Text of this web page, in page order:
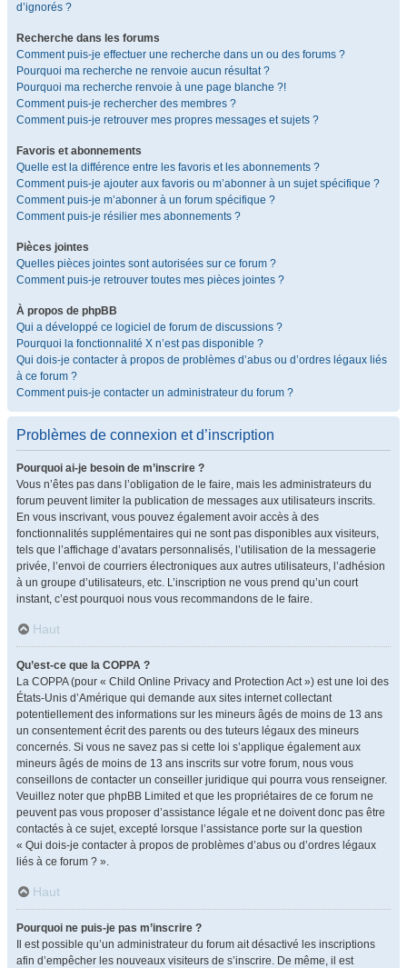
d’ignorés ?
Recherche dans les forums
Comment puis-je effectuer une recherche dans un ou des forums ?
Pourquoi ma recherche ne renvoie aucun résultat ?
Pourquoi ma recherche renvoie à une page blanche ?!
Comment puis-je rechercher des membres ?
Comment puis-je retrouver mes propres messages et sujets ?
Favoris et abonnements
Quelle est la différence entre les favoris et les abonnements ?
Comment puis-je ajouter aux favoris ou m’abonner à un sujet spécifique ?
Comment puis-je m’abonner à un forum spécifique ?
Comment puis-je résilier mes abonnements ?
Pièces jointes
Quelles pièces jointes sont autorisées sur ce forum ?
Comment puis-je retrouver toutes mes pièces jointes ?
À propos de phpBB
Qui a développé ce logiciel de forum de discussions ?
Pourquoi la fonctionnalité X n’est pas disponible ?
Qui dois-je contacter à propos de problèmes d’abus ou d’ordres légaux liés
à ce forum ?
Comment puis-je contacter un administrateur du forum ?
Problèmes de connexion et d’inscription
Pourquoi ai-je besoin de m’inscrire ?
Vous n’êtes pas dans l’obligation de le faire, mais les administrateurs du
forum peuvent limiter la publication de messages aux utilisateurs inscrits.
En vous inscrivant, vous pouvez également avoir accès à des
fonctionnalités supplémentaires qui ne sont pas disponibles aux visiteurs,
tels que l’affichage d’avatars personnalisés, l’utilisation de la messagerie
privée, l’envoi de courriers électroniques aux autres utilisateurs, l’adhésion
à un groupe d’utilisateurs, etc. L’inscription ne vous prend qu’un court
instant, c’est pourquoi nous vous recommandons de le faire.
Haut
Qu’est-ce que la COPPA ?
La COPPA (pour « Child Online Privacy and Protection Act ») est une loi des
États-Unis d’Amérique qui demande aux sites internet collectant
potentiellement des informations sur les mineurs âgés de moins de 13 ans
un consentement écrit des parents ou des tuteurs légaux des mineurs
concernés. Si vous ne savez pas si cette loi s’applique également aux
mineurs âgés de moins de 13 ans inscrits sur votre forum, nous vous
conseillons de contacter un conseiller juridique qui pourra vous renseigner.
Veuillez noter que phpBB Limited et que les propriétaires de ce forum ne
peuvent pas vous proposer d’assistance légale et ne doivent donc pas être
contactés à ce sujet, excepté lorsque l’assistance porte sur la question
« Qui dois-je contacter à propos de problèmes d’abus ou d’ordres légaux
liés à ce forum ? ».
Haut
Pourquoi ne puis-je pas m’inscrire ?
Il est possible qu’un administrateur du forum ait désactivé les inscriptions
afin d’empêcher les nouveaux visiteurs de s’inscrire. De même, il est